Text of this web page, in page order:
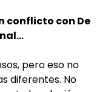
conflicto con De
pero eso no
diferentes. No